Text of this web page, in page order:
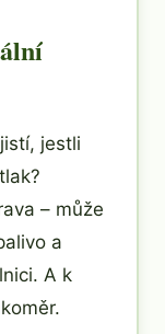
jestli
– může
a
A k